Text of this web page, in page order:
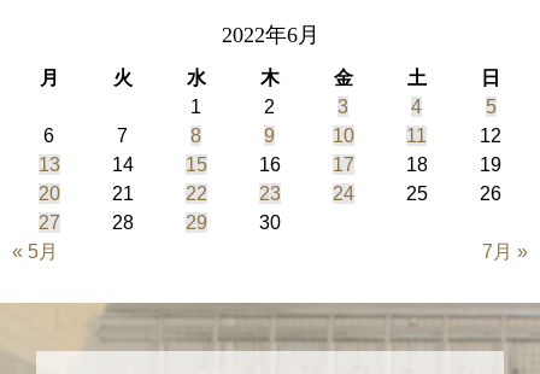
2022年6月
月 火 水 木 金 土
日
1
2 3 4
5
6
7 8 9 10 11
12
13
14 15 16 17 18
19
20
21 22 23 24 25
26
27
28 29
30
« 5月
7月 »